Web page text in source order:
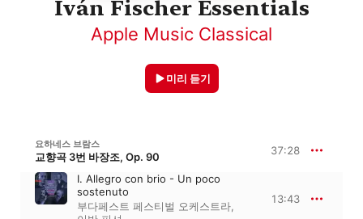
Iván Fischer Essentials
Apple Music Classical
미리 듣기
요하네스 브람스
교향곡 3번 바장조, Op. 90 37:28
I. Allegro con brio - Un poco
sostenuto
부다페스트 페스티벌 오케스트라,
13:43